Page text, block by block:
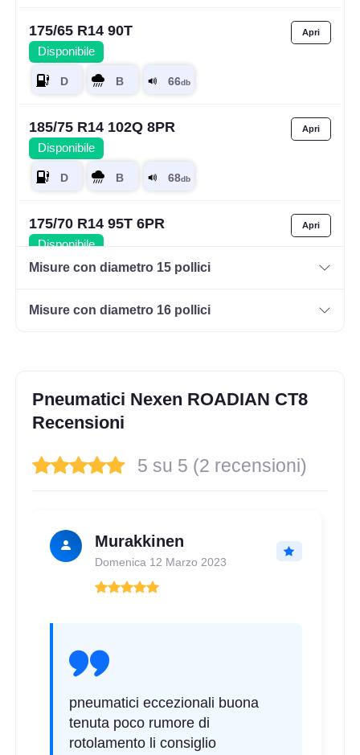
175/65 R14 90T
Disponibile
185/75 R14 102Q 8PR
Disponibile
175/70 R14 95T 6PR
Disponibile
165/70 R14 89R
175/65 R14 90T
Disponibile
165/70 R14 89R
Disponibile
Misure con diametro 15 pollici
Misure con diametro 16 pollici
Pneumatici Nexen ROADIAN CT8
Recensioni
5 su 5 (2 recensioni)
Murakkinen
Domenica 12 Marzo 2023
pneumatici eccezionali buona
tenuta poco rumore di
rotolamento li consiglio